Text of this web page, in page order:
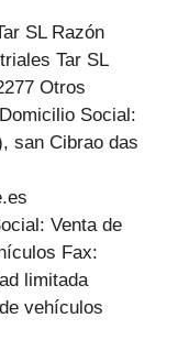
SL Razón
Tar SL
Otros
Social:
san Cibrao das
Venta de
Fax:
limitada
vehículos